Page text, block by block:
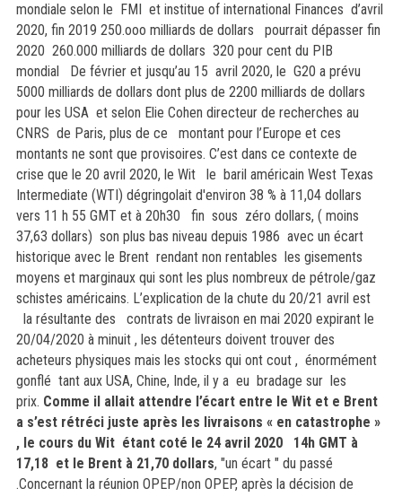
mondiale selon le FMI et institue of international Finances d’avril
2020, fin 2019 250.ooo milliards de dollars pourrait dépasser fin
2020 260.000 milliards de dollars 320 pour cent du PIB
mondial De février et jusqu’au 15 avril 2020, le G20 a prévu
5000 milliards de dollars dont plus de 2200 milliards de dollars
pour les USA et selon Elie Cohen directeur de recherches au
CNRS de Paris, plus de ce montant pour l’Europe et ces
montants ne sont que provisoires. C’est dans ce contexte de
crise que le 20 avril 2020, le Wit le baril américain West Texas
Intermediate (WTI) dégringolait d'environ 38 % à 11,04 dollars
vers 11 h 55 GMT et à 20h30 fin sous zéro dollars, ( moins
37,63 dollars) son plus bas niveau depuis 1986 avec un écart
historique avec le Brent rendant non rentables les gisements
moyens et marginaux qui sont les plus nombreux de pétrole/gaz
schistes américains. L’explication de la chute du 20/21 avril est
la résultante des contrats de livraison en mai 2020 expirant le
20/04/2020 à minuit , les détenteurs doivent trouver des
acheteurs physiques mais les stocks qui ont cout , énormément
gonflé tant aux USA, Chine, Inde, il y a eu bradage sur les
prix. Comme il allait attendre l’écart entre le Wit et e Brent
a s’est rétréci juste après les livraisons « en catastrophe »
, le cours du Wit étant coté le 24 avril 2020 14h GMT à
17,18 et le Brent à 21,70 dollars, "un écart " du passé
.Concernant la réunion OPEP/non OPEP, après la décision de